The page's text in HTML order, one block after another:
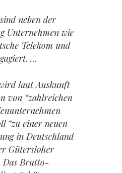
neben der
Unternehmen wie
Telekom und
…
laut Auskunft
von “zahlreichen
“zu einer neuen
in Deutschland
Gütersloher
Das Brutto-